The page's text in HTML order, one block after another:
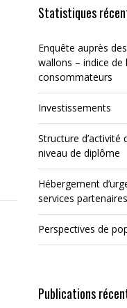
Statistiques
Enquête auprès
wallons – indice de
consommateurs
Investissements
Structure d’activité
niveau de diplôme
Hébergement
services
Perspectives de
Publications